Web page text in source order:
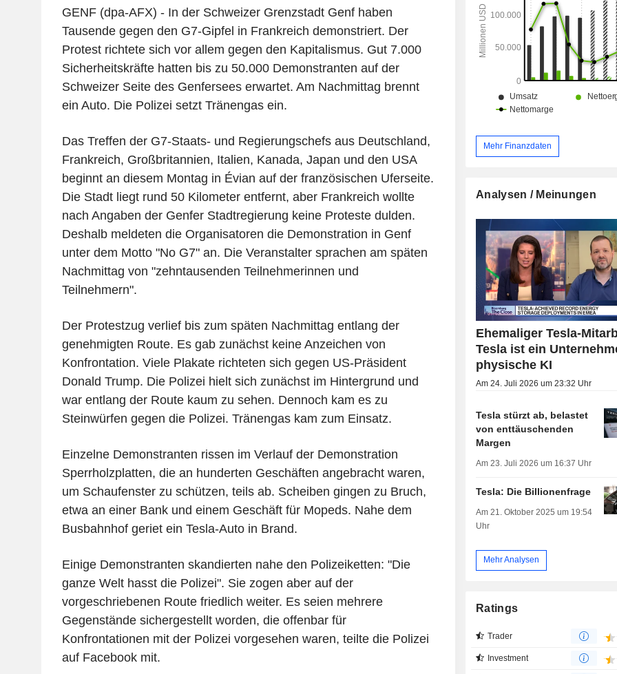
GENF (dpa-AFX) - In der Schweizer Grenzstadt Genf haben
Tausende gegen den G7-Gipfel in Frankreich demonstriert. Der
Protest richtete sich vor allem gegen den Kapitalismus. Gut 7.000
Sicherheitskräfte hatten bis zu 50.000 Demonstranten auf der
Schweizer Seite des Genfersees erwartet. Am Nachmittag brennt
ein Auto. Die Polizei setzt Tränengas ein.
Das Treffen der G7-Staats- und Regierungschefs aus Deutschland,
Frankreich, Großbritannien, Italien, Kanada, Japan und den USA
beginnt an diesem Montag in Évian auf der französischen Uferseite.
Die Stadt liegt rund 50 Kilometer entfernt, aber Frankreich wollte
nach Angaben der Genfer Stadtregierung keine Proteste dulden.
Deshalb meldeten die Organisatoren die Demonstration in Genf
unter dem Motto "No G7" an. Die Veranstalter sprachen am späten
Nachmittag von "zehntausenden Teilnehmerinnen und
Teilnehmern".
Der Protestzug verlief bis zum späten Nachmittag entlang der
genehmigten Route. Es gab zunächst keine Anzeichen von
Konfrontation. Viele Plakate richteten sich gegen US-Präsident
Donald Trump. Die Polizei hielt sich zunächst im Hintergrund und
war entlang der Route kaum zu sehen. Dennoch kam es zu
Steinwürfen gegen die Polizei. Tränengas kam zum Einsatz.
Einzelne Demonstranten rissen im Verlauf der Demonstration
Sperrholzplatten, die an hunderten Geschäften angebracht waren,
um Schaufenster zu schützen, teils ab. Scheiben gingen zu Bruch,
etwa an einer Bank und einem Geschäft für Mopeds. Nahe dem
Busbahnhof geriet ein Tesla-Auto in Brand.
Einige Demonstranten skandierten nahe den Polizeiketten: "Die
ganze Welt hasst die Polizei". Sie zogen aber auf der
vorgeschriebenen Route friedlich weiter. Es seien mehrere
Gegenstände sichergestellt worden, die offenbar für
Konfrontationen mit der Polizei vorgesehen waren, teilte die Polizei
auf Facebook mit.
Mehr Finanzdaten
Analysen / Meinungen
Ehemaliger Tesla-
Tesla ist ein
physische KI
Am 24. Juli 2026 um 23:32 Uhr
Tesla stürzt ab, belastet
von enttäuschenden
Margen
Am 23. Juli 2026 um 16:37 Uhr
Tesla: Die Billionenfrage
Am 21. Oktober 2025 um 19:54
Uhr
Mehr Analysen
Ratings
Trader
Investment